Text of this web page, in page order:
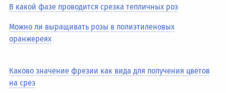
В какой фазе проводится срезка тепличных роз
Можно ли выращивать розы в полиэтиленовых
оранжереях
Каково значение фрезии как вида для получения цветов
на срез